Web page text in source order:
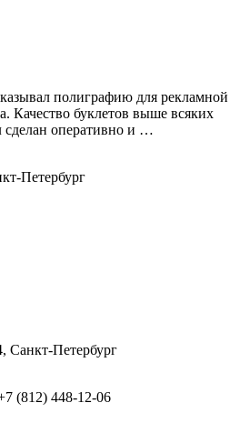
полиграфию для рекламной
Качество буклетов выше всяких
сделан оперативно и …
Петербург
Санкт-Петербург
(812) 448-12-06